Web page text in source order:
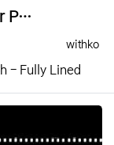
P…
등록자
withko
- Fully Lined